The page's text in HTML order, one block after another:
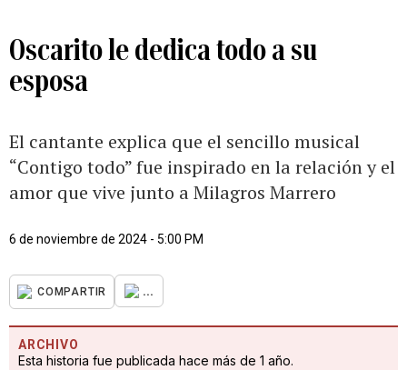
Oscarito le dedica todo a su
esposa
El cantante explica que el sencillo musical
“Contigo todo” fue inspirado en la relación y el
amor que vive junto a Milagros Marrero
6 de noviembre de 2024 - 5:00 PM
COMPARTIR ...
ARCHIVO
Esta historia fue publicada hace más de 1 año.